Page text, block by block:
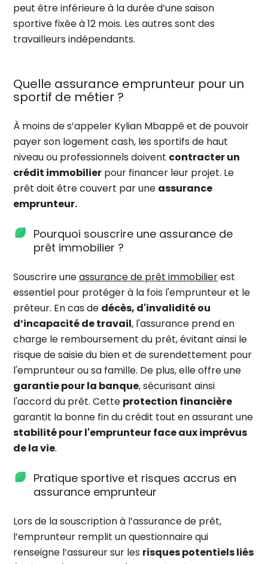
peut être inférieure à la durée d’une saison
sportive fixée à 12 mois. Les autres sont des
travailleurs indépendants.
Quelle assurance emprunteur pour un
sportif de métier ?
À moins de s’appeler Kylian Mbappé et de pouvoir
payer son logement cash, les sportifs de haut
niveau ou professionnels doivent contracter un
crédit immobilier pour financer leur projet. Le
prêt doit être couvert par une assurance
emprunteur.
Pourquoi souscrire une assurance de
prêt immobilier ?
Souscrire uneassurance de prêt immobilierest
essentiel pour protéger à la fois l'emprunteur et le
prêteur. En cas de décès, d'invalidité ou
d’incapacité de travail, l'assurance prend en
charge le remboursement du prêt, évitant ainsi le
risque de saisie du bien et de surendettement pour
l'emprunteur ou sa famille. De plus, elle offre une
garantie pour la banque, sécurisant ainsi
l'accord du prêt. Cette protection financière
garantit la bonne fin du crédit tout en assurant une
stabilité pour l'emprunteur face aux imprévus
de la vie.
Pratique sportive et risques accrus en
assurance emprunteur
Lors de la souscription à l’assurance de prêt,
l’emprunteur remplit un questionnaire qui
renseigne l’assureur sur les risques potentiels liés